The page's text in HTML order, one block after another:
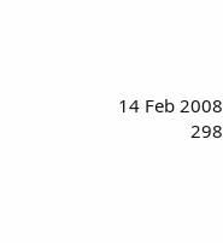
14 Feb 2008
298